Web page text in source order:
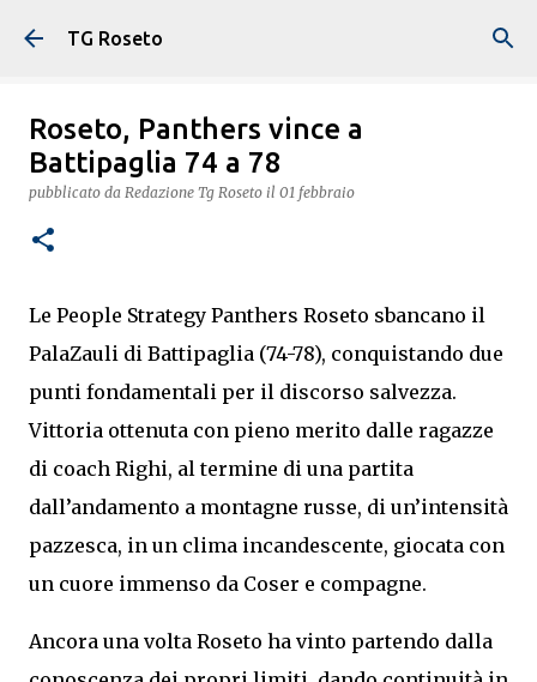
Passa ai contenuti principali
TG Roseto
Roseto, Panthers vince a
Battipaglia 74 a 78
pubblicato da Redazione Tg Roseto il 01 febbraio
Le People Strategy Panthers Roseto sbancano il
PalaZauli di Battipaglia (74-78), conquistando due
punti fondamentali per il discorso salvezza.
Vittoria ottenuta con pieno merito dalle ragazze
di coach Righi, al termine di una partita
dall’andamento a montagne russe, di un’intensità
pazzesca, in un clima incandescente, giocata con
un cuore immenso da Coser e compagne.
Ancora una volta Roseto ha vinto partendo dalla